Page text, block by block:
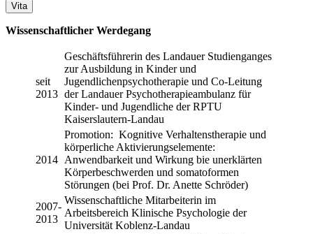
Vita
Wissenschaftlicher Werdegang
seit
2013
Geschäftsführerin des Landauer Studienganges
zur Ausbildung in Kinder und
Jugendlichenpsychotherapie und Co-Leitung
der Landauer Psychotherapieambulanz für
Kinder- und Jugendliche der RPTU
Kaiserslautern-Landau
2014
Promotion: Kognitive Verhaltenstherapie und
körperliche Aktivierungselemente:
Anwendbarkeit und Wirkung bie unerklärten
Körperbeschwerden und somatoformen
Störungen (bei Prof. Dr. Anette Schröder)
2007-
2013
Wissenschaftliche Mitarbeiterin im
Arbeitsbereich Klinische Psychologie der
Universität Koblenz-Landau